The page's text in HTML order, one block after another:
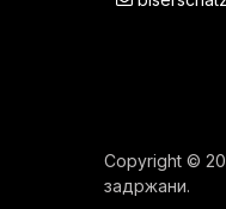
Copyright ©
задржани.